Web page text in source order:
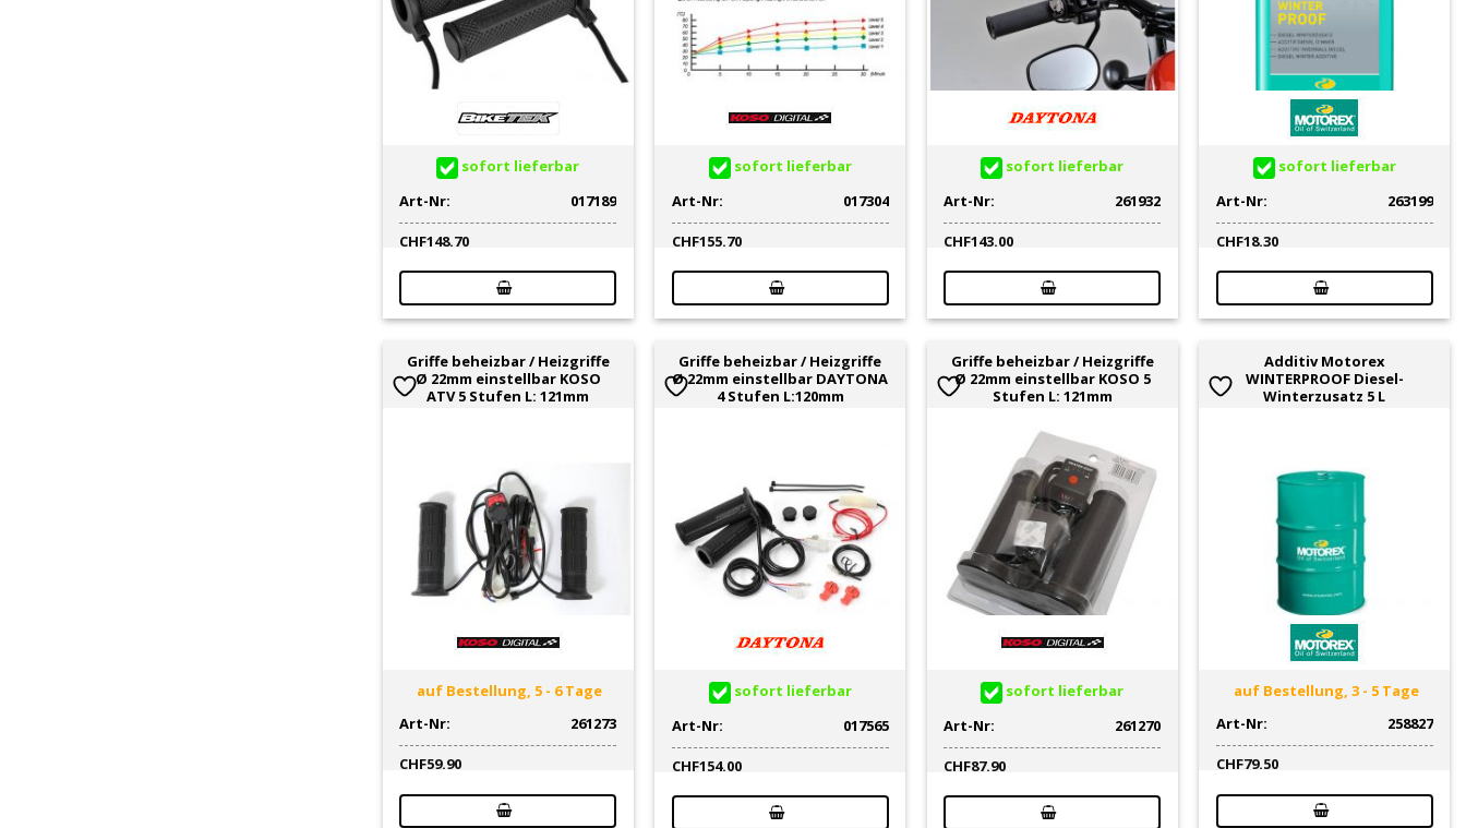
sofort lieferbar
Art-Nr:
017189
CHF148.70
sofort lieferbar
Art-Nr:
017304
CHF155.70
sofort lieferbar
Art-Nr:
261932
CHF143.00
sofort lieferbar
Art-Nr:
263199
CHF18.30
Griffe beheizbar / Heizgriffe
Ø 22mm einstellbar KOSO
ATV 5 Stufen L: 121mm
auf Bestellung, 5 - 6 Tage
Art-Nr:
261273
CHF59.90
Griffe beheizbar / Heizgriffe
Ø 22mm einstellbar DAYTONA
4 Stufen L:120mm
sofort lieferbar
Art-Nr:
017565
CHF154.00
Griffe beheizbar / Heizgriffe
Ø 22mm einstellbar KOSO 5
Stufen L: 121mm
sofort lieferbar
Art-Nr:
261270
CHF87.90
Additiv Motorex
WINTERPROOF Diesel-
Winterzusatz 5 L
auf Bestellung, 3 - 5 Tage
Art-Nr:
258827
CHF79.50